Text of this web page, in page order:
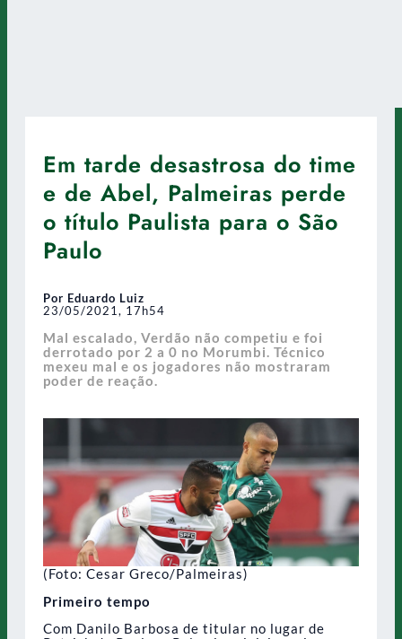
Em tarde desastrosa do time
e de Abel, Palmeiras perde
o título Paulista para o São
Paulo
Por Eduardo Luiz
23/05/2021, 17h54
Mal escalado, Verdão não competiu e foi
derrotado por 2 a 0 no Morumbi. Técnico
mexeu mal e os jogadores não mostraram
poder de reação.
(Foto: Cesar Greco/Palmeiras)
Primeiro tempo
Com Danilo Barbosa de titular no lugar de